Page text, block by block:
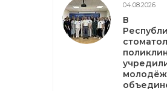
04.08.2026
В